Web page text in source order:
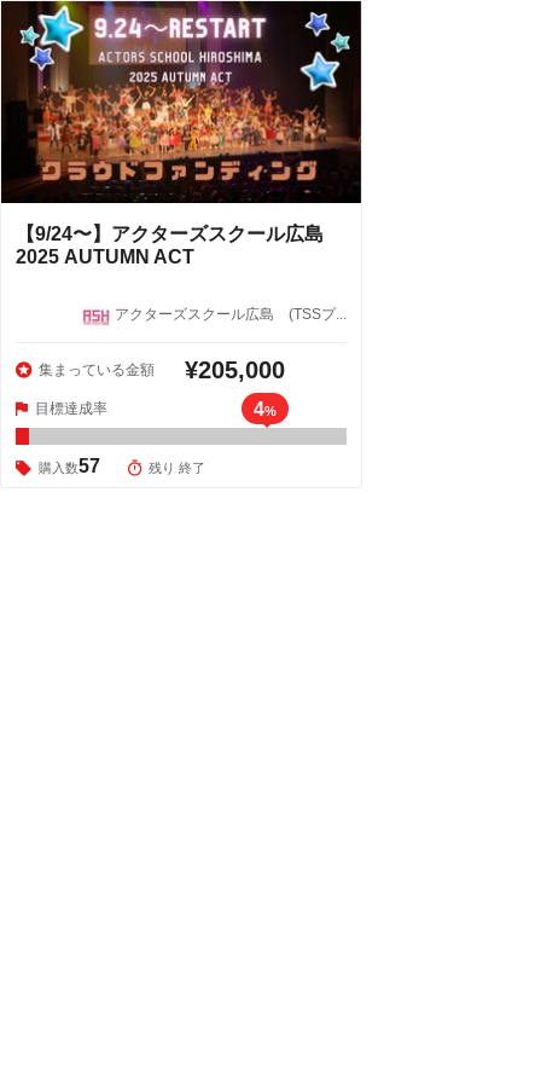
【9/24〜】アクターズスクール広島
2025 AUTUMN ACT
アクターズスクール広島 (TSSプ...
集まっている金額 ¥205,000
目標達成率 4%
購入数57 残り 終了